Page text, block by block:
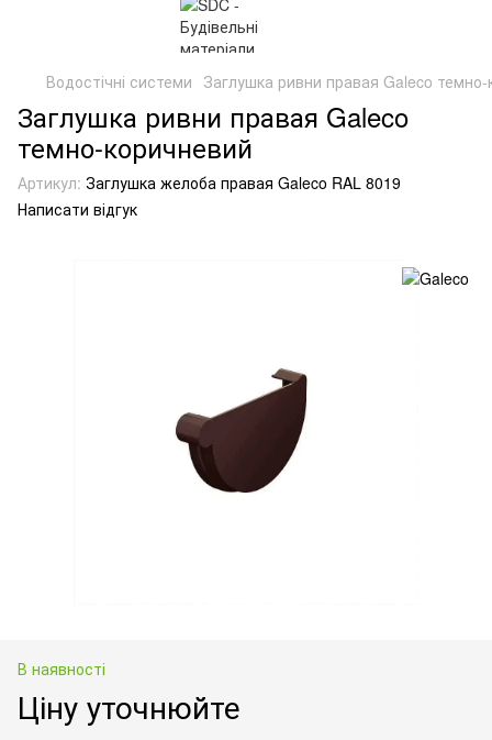
Водостічні системи Заглушка ривни правая Galeco
Заглушка ривни правая Galeco
темно-коричневий
Артикул: Заглушка желоба правая Galeco RAL 8019
Написати відгук
В наявності
Ціну уточнюйте